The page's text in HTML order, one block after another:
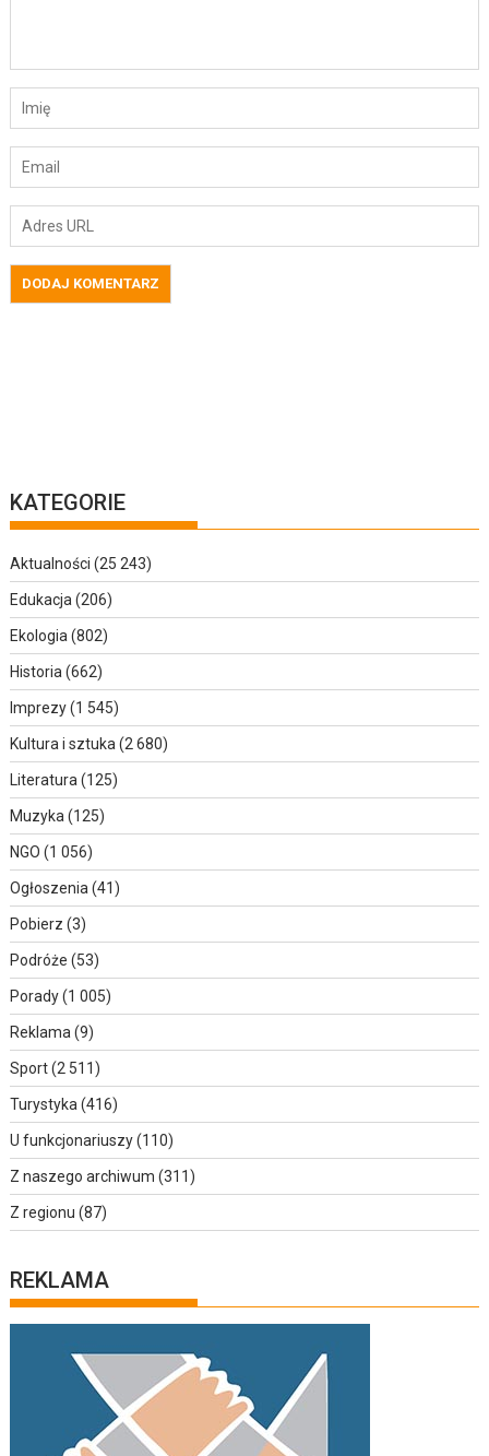
KATEGORIE
Aktualności (25 243)
Edukacja(206)
Ekologia(802)
Historia(662)
Imprezy(1 545)
Kultura i sztuka(2 680)
Literatura(125)
Muzyka(125)
NGO (1 056)
Ogłoszenia(41)
Pobierz (3)
Podróże (53)
Porady(1 005)
Reklama(9)
Sport(2 511)
Turystyka(416)
U funkcjonariuszy(110)
Z naszego archiwum (311)
Z regionu (87)
REKLAMA